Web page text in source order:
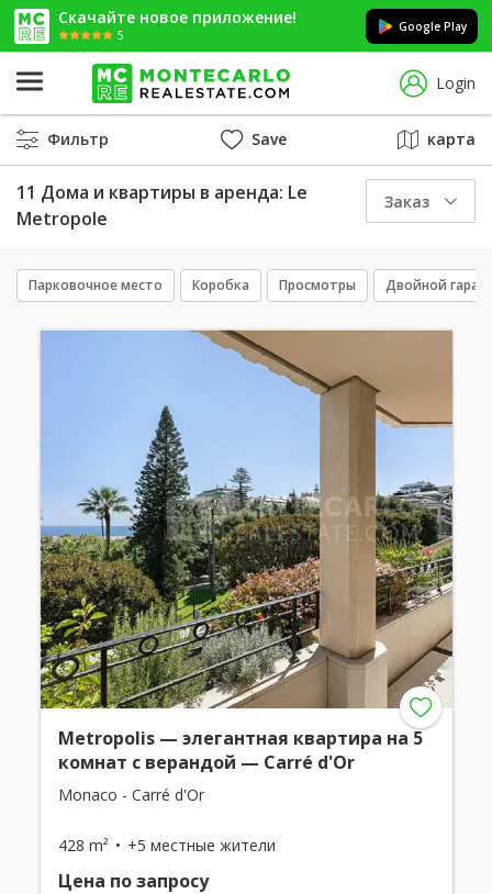
Скачайте новое приложение!
5
Google Play
Login
Фильтр Save карта
11 Дома и квартиры в аренда: Le
Metropole
Заказ
Парковочное место Коробка Просмотры Двойной гараж
Metropolis — элегантная квартира на 5
комнат с верандой — Carré d'Or
Monaco - Carré d'Or
428 m² +5 местные жители
Цена по запросу